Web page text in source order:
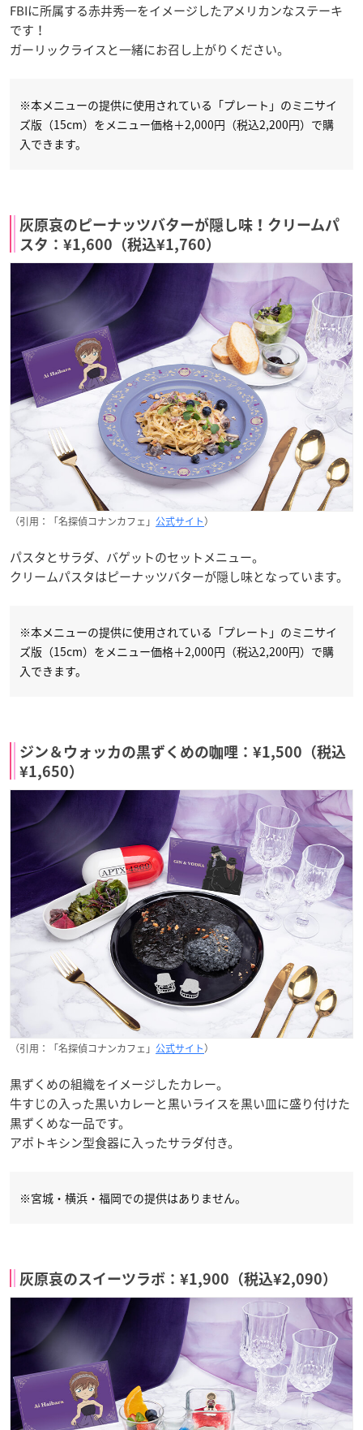
FBIに所属する赤井秀一をイメージしたアメリカンなステーキ
です！
ガーリックライスと一緒にお召し上がりください。
※本メニューの提供に使用されている「プレート」のミニサイ
ズ版（15cm）をメニュー価格＋2,000円（税込2,200円）で購
入できます。
灰原哀のピーナッツバターが隠し味！クリームパ
スタ：¥1,600（税込¥1,760）
（引用：「名探偵コナンカフェ」 公式サイト）
パスタとサラダ、バゲットのセットメニュー。
クリームパスタはピーナッツバターが隠し味となっています。
※本メニューの提供に使用されている「プレート」のミニサイ
ズ版（15cm）をメニュー価格＋2,000円（税込2,200円）で購
入できます。
ジン＆ウォッカの黒ずくめの咖哩：¥1,500（税込
¥1,650）
（引用：「名探偵コナンカフェ」 公式サイト）
黒ずくめの組織をイメージしたカレー。
牛すじの入った黒いカレーと黒いライスを黒い皿に盛り付けた
黒ずくめな一品です。
アポトキシン型食器に入ったサラダ付き。
※宮城・横浜・福岡での提供はありません。
灰原哀のスイーツラボ：¥1,900（税込¥2,090）